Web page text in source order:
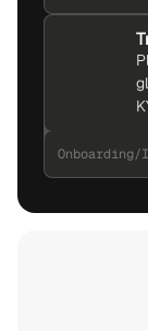
Onboarding/